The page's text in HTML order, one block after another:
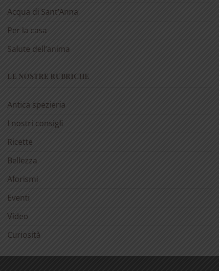
Acqua di Sant’Anna
Per la casa
Salute dell’anima
LE NOSTRE RUBRICHE
Antica spezieria
I nostri consigli
Ricette
Bellezza
Aforismi
Eventi
Video
Curiosità